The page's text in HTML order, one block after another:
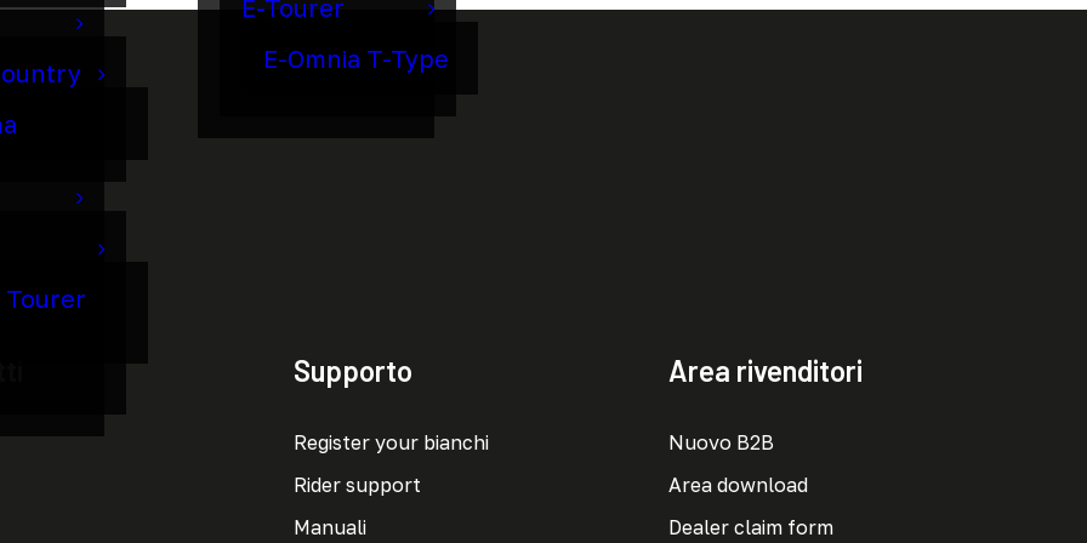
E-Tourer
E-Omnia T-Type
Supporto
Register your bianchi
Rider support
Manuali
Area rivenditori
Nuovo B2B
Area download
Dealer claim form